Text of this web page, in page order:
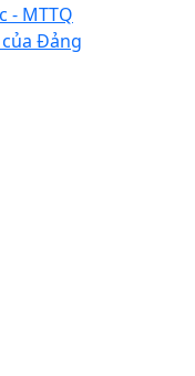
- MTTQ
Đảng